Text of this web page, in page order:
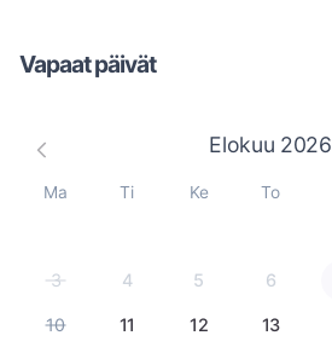
Vapaat päivät
Elokuu 2026
Ma Ti Ke To
3 4 5 6
10 11 12 13